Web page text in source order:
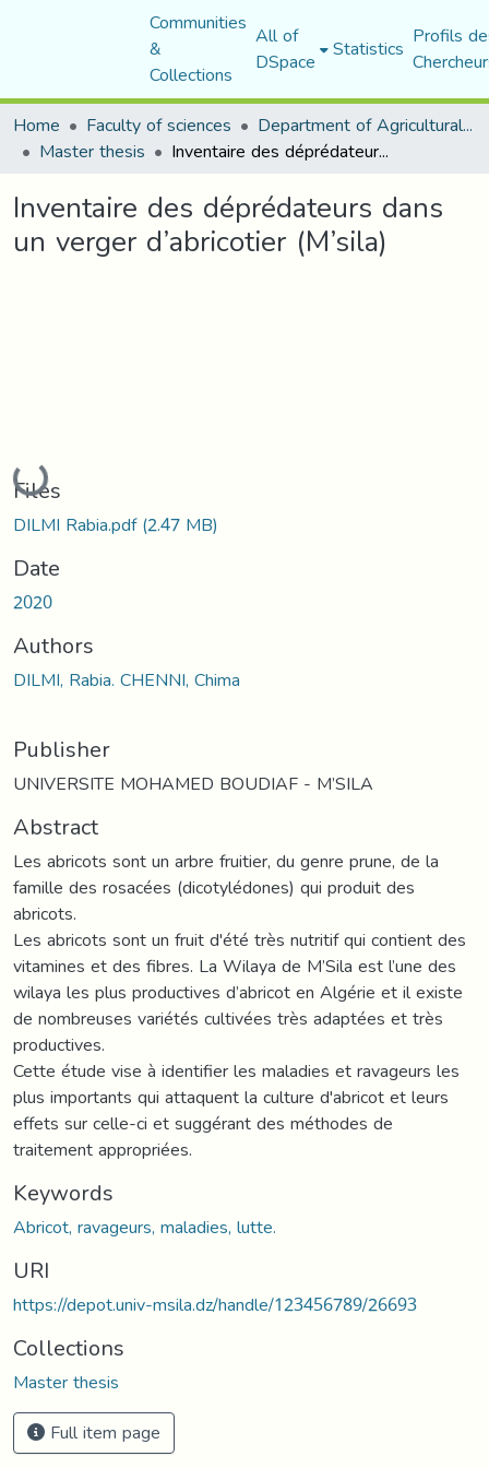
Communities
&
Collections
All of
DSpace Statistics Profils
Home
Faculty of sciences Department of Agricultural Sciences
Master thesis Inventaire des déprédateurs dans un verger d’abricotier (M’sila)
Inventaire des déprédateurs dans
un verger d’abricotier (M’sila)
Loading...
Files
DILMI Rabia.pdf(2.47 MB)
Date
2020
Authors
DILMI, Rabia. CHENNI, Chima
Publisher
UNIVERSITE MOHAMED BOUDIAF - M’SILA
Abstract
Les abricots sont un arbre fruitier, du genre prune, de la
famille des rosacées (dicotylédones) qui produit des
abricots.
Les abricots sont un fruit d'été très nutritif qui contient des
vitamines et des fibres. La Wilaya de M’Sila est l’une des
wilaya les plus productives d’abricot en Algérie et il existe
de nombreuses variétés cultivées très adaptées et très
productives.
Cette étude vise à identifier les maladies et ravageurs les
plus importants qui attaquent la culture d'abricot et leurs
effets sur celle-ci et suggérant des méthodes de
traitement appropriées.
Keywords
Abricot, ravageurs, maladies, lutte.
URI
https://depot.univ-msila.dz/handle/123456789/26693
Collections
Master thesis
Full item page